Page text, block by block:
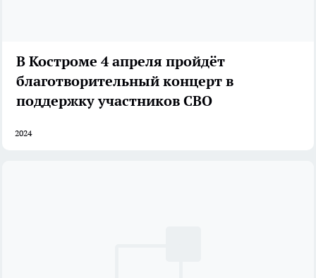
В Костроме 4 апреля пройдёт
благотворительный концерт в
поддержку участников СВО
2024